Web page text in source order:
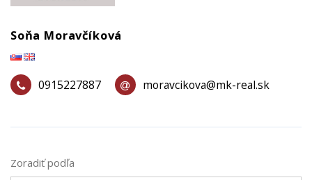
Soňa Moravčíková
0915227887 moravcikova@mk-real.sk
Zoradiť podľa